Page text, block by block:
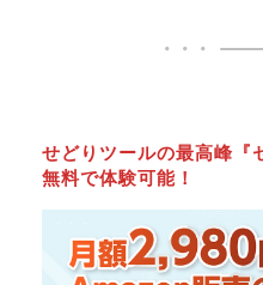
せどりツールの最高峰『
無料で体験可能！